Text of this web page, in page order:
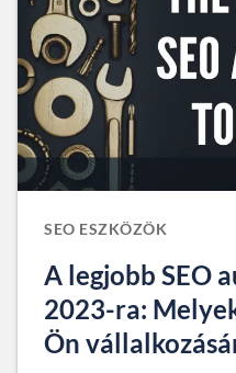
SEO ESZKÖZÖK
A legjobb SEO
2023-ra:
Ön